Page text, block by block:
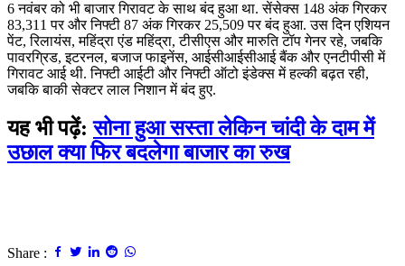
6 नवंबर को भी बाजार गिरावट के साथ बंद हुआ था. सेंसेक्स 148 अंक गिरकर
83,311 पर और निफ्टी 87 अंक गिरकर 25,509 पर बंद हुआ. उस दिन एशियन
पेंट, रिलायंस, महिंद्रा एंड महिंद्रा, टीसीएस और मारुति टॉप गेनर रहे, जबकि
पावरग्रिड, इटरनल, बजाज फाइनेंस, आईसीआईसीआई बैंक और एनटीपीसी में
गिरावट आई थी. निफ्टी आईटी और निफ्टी ऑटो इंडेक्स में हल्की बढ़त रही,
जबकि बाकी सेक्टर लाल निशान में बंद हुए.
यह भी पढ़ें:सोना हुआ सस्ता लेकिन चांदी के दाम में
उछाल क्या फिर बदलेगा बाजार का रुख
Share :